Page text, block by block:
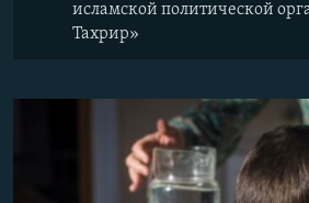
исламской политической
Тахрир»